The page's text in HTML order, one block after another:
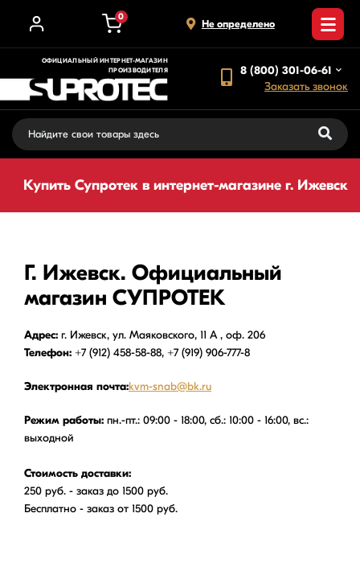
0
Не определено
ОФИЦИАЛЬНЫЙ ИНТЕРНЕТ-МАГАЗИН
ПРОИЗВОДИТЕЛЯ
8 (800) 301-06-61
Заказать звонок
Купить Супротек в интернет-магазине г. Ижевск
Г. Ижевск. Официальный
магазин СУПРОТЕК
Адрес: г. Ижевск, ул. Маяковского, 11 А , оф. 206
Телефон: +7 (912) 458-58-88, +7 (919) 906-777-8
Электронная почта:kvm-snab@bk.ru
Режим работы: пн.-пт.: 09:00 - 18:00, сб.: 10:00 - 16:00, вс.:
выходной
Стоимость доставки:
250 руб. - заказ до 1500 руб.
Бесплатно - заказ от 1500 руб.